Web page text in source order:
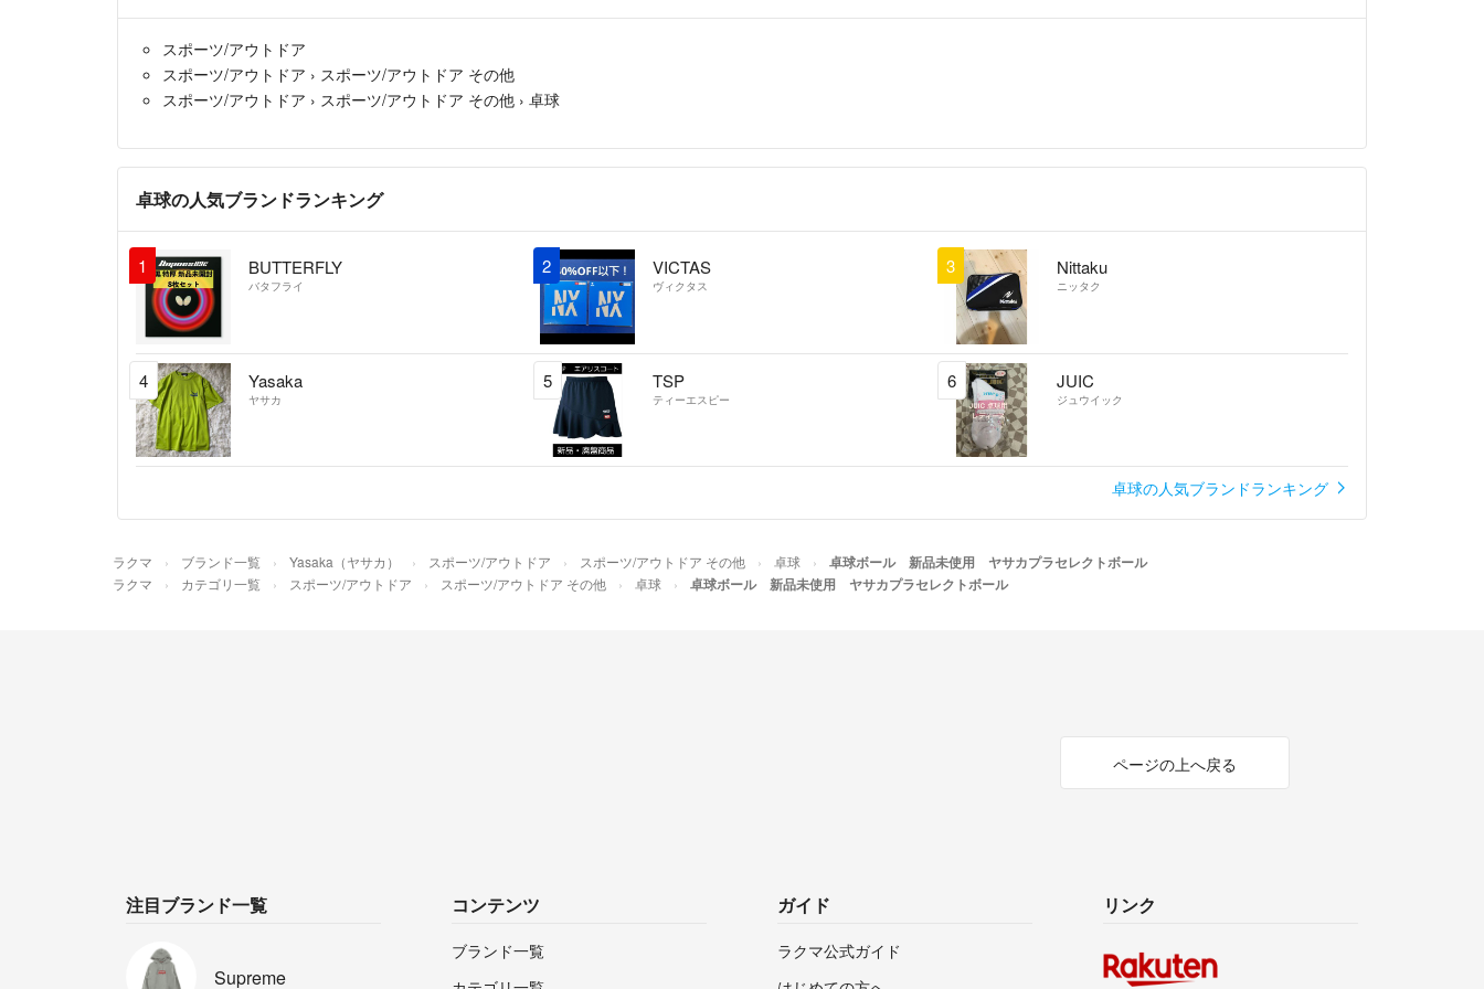
スポーツ/アウトドア
スポーツ/アウトドア › スポーツ/アウトドア その他
スポーツ/アウトドア › スポーツ/アウトドア その他 › 卓球
卓球の人気ブランドランキング
1 BUTTERFLY
バタフライ
2 VICTAS
ヴィクタス
3 Nittaku
ニッタク
4 Yasaka
ヤサカ
5 TSP
ティーエスピー
6 JUIC
ジュウイック
卓球の人気ブランドランキング
ラクマ ブランド一覧 Yasaka（ヤサカ） スポーツ/アウトドア スポーツ/アウトドア その他 卓球 卓球ボール 新品未使用 ヤサカプラセレクトボール
ラクマ カテゴリ一覧 スポーツ/アウトドア スポーツ/アウトドア その他 卓球 卓球ボール 新品未使用 ヤサカプラセレクトボール
ページの上へ戻る
注目ブランド一覧
Supreme
コンテンツ
ブランド一覧
ガイド
ラクマ公式ガイド
リンク